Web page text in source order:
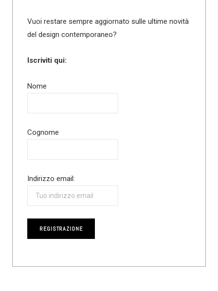
Vuoi restare sempre aggiornato sulle ultime novità
del design contemporaneo?
Iscriviti qui:
Nome
Cognome
Indirizzo email: